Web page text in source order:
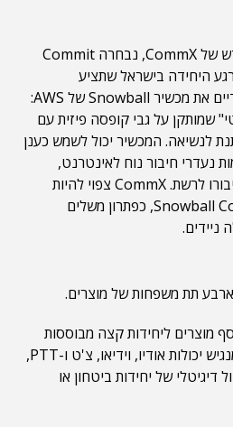
במקביל להשקת הדור החדש של CommX, נבחרה Commit
היחידה בישראל שתציע
ללקוחותיה הקיימים והעתידיים את מכשיר Snowball של AWS:
שמותקן על גבי קופסה פיזית עם
לנשיאה. המכשיר יכול לשמש כענן
נעדרי חיבור נוח לאינטרנט,
ולהתחבר לענן AWS עם חיבורו לרשת. CommX צפוי להיות
מותקן על מכשירי ה-Snowball Commit, כפתרון משלים
ניידים.
מוצרים ליחידות קצה מבוססות
אנדרואיד ו-Windows, שמנגיש יכולות אודיו, וידיאו, צ'ט ו-PTT,
דיגיטלי של יחידות ביטחון או